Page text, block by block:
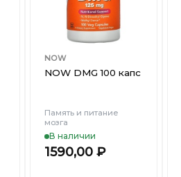
NOW
NOW DMG 100 капс
Память и питание
мозга
В наличии
1590,00₽